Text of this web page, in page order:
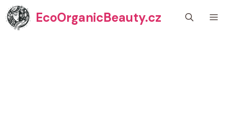
Přeskočit
na
obsah
EcoOrganicBeauty.cz